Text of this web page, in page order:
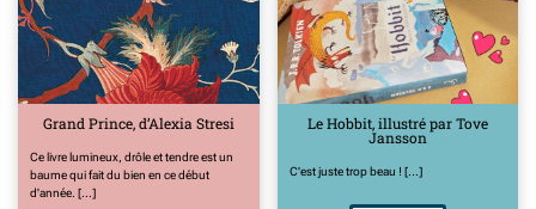
Grand Prince, d’Alexia Stresi
Ce livre lumineux, drôle et tendre est un
baume qui fait du bien en ce début
d'année. [...]
Le Hobbit, illustré par Tove
Jansson
C'est juste trop beau ! [...]